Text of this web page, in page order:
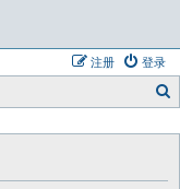
登录
注册